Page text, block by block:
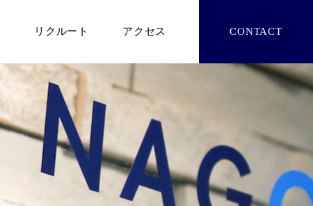
リクルート アクセス CONTACT